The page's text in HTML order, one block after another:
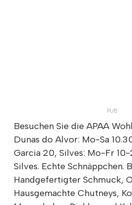
Besuchen Sie die APAA
Dunas do Alvor: Mo-Sa
Garcia 20, Silves: Mo-Fr 10-
Silves. Echte Schnäppchen.
Handgefertigter Schmuck,
Hausgemachte Chutneys,